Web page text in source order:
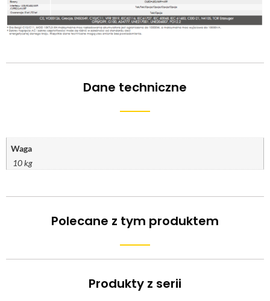
Dane techniczne
Waga
10 kg
Polecane z tym produktem
Produkty z serii